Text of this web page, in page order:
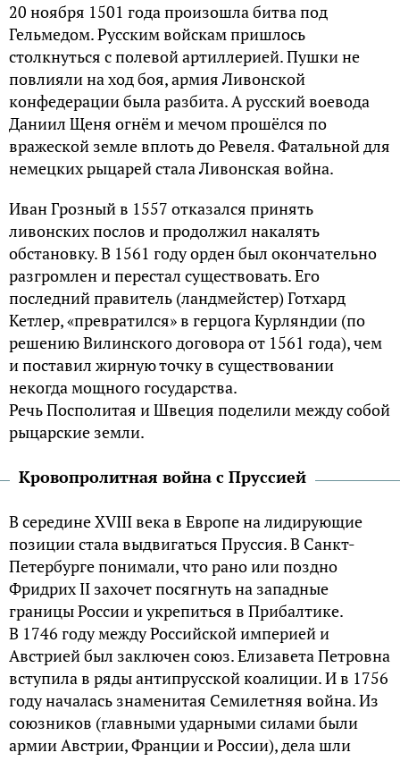
20 ноября 1501 года произошла битва под
Гельмедом. Русским войскам пришлось
столкнуться с полевой артиллерией. Пушки не
повлияли на ход боя, армия Ливонской
конфедерации была разбита. А русский воевода
Даниил Щеня огнём и мечом прошёлся по
вражеской земле вплоть до Ревеля. Фатальной для
немецких рыцарей стала Ливонская война.
Иван Грозный в 1557 отказался принять
ливонских послов и продолжил накалять
обстановку. В 1561 году орден был окончательно
разгромлен и перестал существовать. Его
последний правитель (ландмейстер) Готхард
Кетлер, «превратился» в герцога Курляндии (по
решению Вилинского договора от 1561 года), чем
и поставил жирную точку в существовании
некогда мощного государства.
Речь Посполитая и Швеция поделили между собой
рыцарские земли.
Кровопролитная война с Пруссией
В середине XVIII века в Европе на лидирующие
позиции стала выдвигаться Пруссия. В Санкт-
Петербурге понимали, что рано или поздно
Фридрих II захочет посягнуть на западные
границы России и укрепиться в Прибалтике.
В 1746 году между Российской империей и
Австрией был заключен союз. Елизавета Петровна
вступила в ряды антипрусской коалиции. И в 1756
году началась знаменитая Семилетняя война. Из
союзников (главными ударными силами были
армии Австрии, Франции и России), дела шли